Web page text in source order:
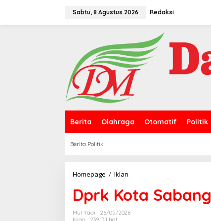
Sabtu, 8 Agustus 2026 Redaksi
Berita Olahraga Otomatif Politik
Berita Politik
Homepage / Iklan
r
k
K
Dprk Kota Sabang
Mul Yadi
26/05/2026
Iklan
239 Dilihat